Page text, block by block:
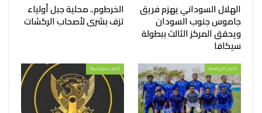
الهلال السوداني يهزم فريق
جاموس جنوب السودان
ويحقق المركز الثالث ببطولة
سيكافا
الخرطوم.. محلية جبل أولياء
تزف بشرى لأصحاب الركشات
أخبار الرياضة أخبار سياسية